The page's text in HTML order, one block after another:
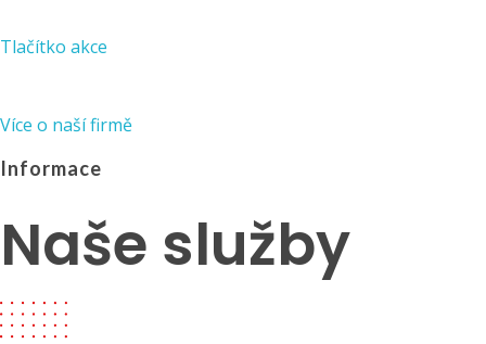
Tlačítko akce
Více o naší firmě
Informace
Naše služby